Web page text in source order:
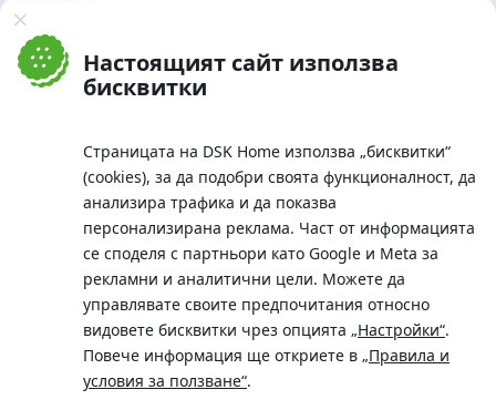
Настоящият сайт използва
бисквитки
Страницата на DSK Home използва „бисквитки“
(cookies), за да подобри своята функционалност, да
анализира трафика и да показва
персонализирана реклама. Част от информацията
се споделя с партньори като Google и Meta за
рекламни и аналитични цели. Можете да
управлявате своите предпочитания относно
видовете бисквитки чрез опцията „Настройки“.
Повече информация ще откриете в „Правила и
условия за ползване“.
DSK Mobile
Оферти за продажба от Банка ДСК
Клонова мрежа и банкомати
До началото на страницата
Телефон:
0700 10 375 / *2375
Московска No.19 / ул. Г. Бенковски No. 5, София 1036
SWIFT/BIC: